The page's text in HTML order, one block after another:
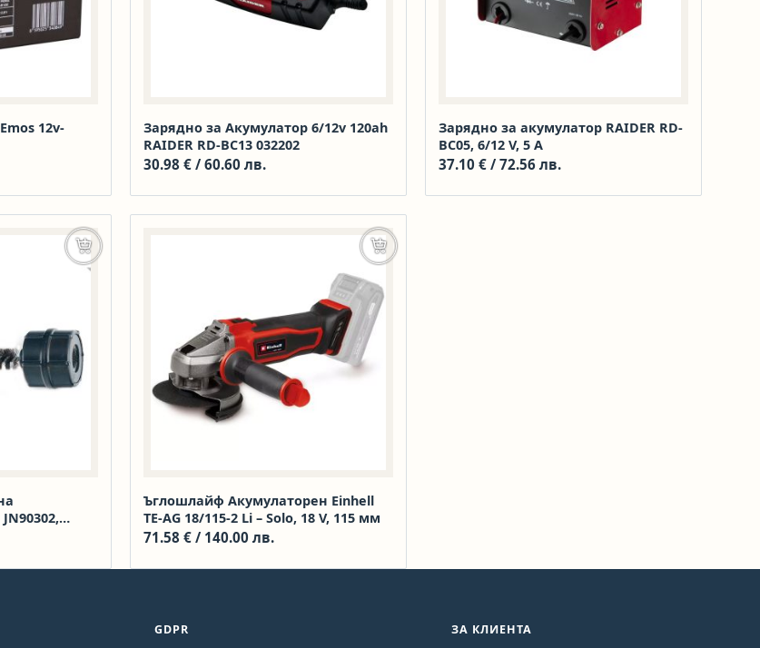
12v-
Зарядно за Aкумулатор 6/12v 120ah
RAIDER RD-BC13 032202
30.98 € / 60.60 лв.
Зарядно за акумулатор RAIDER RD-
BC05, 6/12 V, 5 A
37.10 € / 72.56 лв.
Добавяне в количката
Ъглошлайф Акумулаторен Einhell
TE-AG 18/115-2 Li – Solo, 18 V, 115 мм
71.58 € / 140.00 лв.
Още
GDPR ЗА КЛИЕНТА